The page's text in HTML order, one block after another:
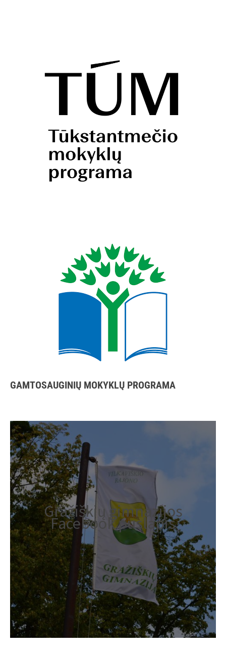
GAMTOSAUGINIŲ MOKYKLŲ PROGRAMA
Gražiškių gimnazijos
Facebook puslapis